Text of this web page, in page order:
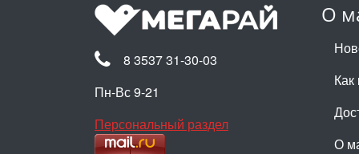
О
Как
О
8 3537 31-30-03
Пн-Вс 9-21
Персональный раздел